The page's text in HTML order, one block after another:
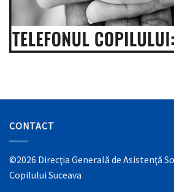
CONTACT
©2026 Direcţia Generală de Asistenţă
Copilului Suceava